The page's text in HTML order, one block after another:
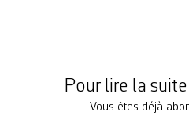
Pour lire la
Vous êtes déjà